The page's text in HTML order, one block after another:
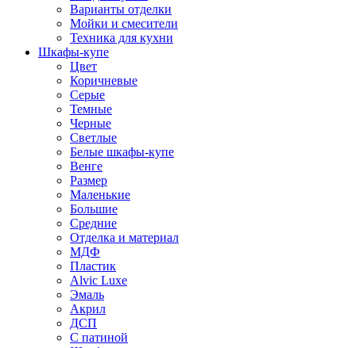
Варианты отделки
Мойки и смесители
Техника для кухни
Шкафы-купе
Цвет
Коричневые
Серые
Темные
Черные
Светлые
Белые шкафы-купе
Венге
Размер
Маленькие
Большие
Средние
Отделка и материал
МДФ
Пластик
Alvic Luxe
Эмаль
Акрил
ДСП
С патиной